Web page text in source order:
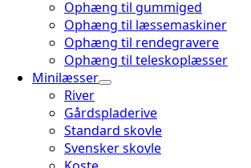
Ophæng til gummiged
Ophæng til læssemaskiner
Ophæng til rendegravere
Ophæng til teleskoplæsser
Minilæsser
River
Gårdspladerive
Standard skovle
Svensker skovle